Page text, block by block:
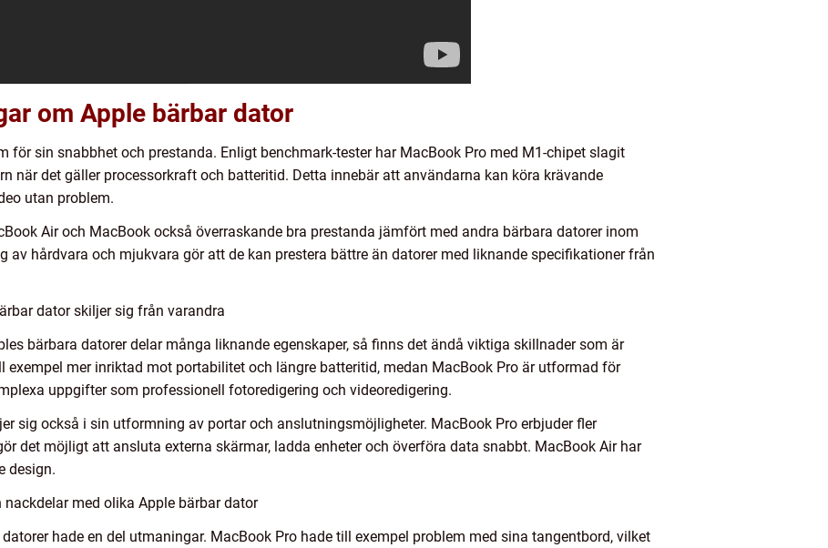
om Apple bärbar dator
för sin snabbhet och prestanda. Enligt benchmark-tester har MacBook Pro med M1-chipet slagit
när det gäller processorkraft och batteritid. Detta innebär att användarna kan köra krävande
utan problem.
Air och MacBook också överraskande bra prestanda jämfört med andra bärbara datorer inom
av hårdvara och mjukvara gör att de kan prestera bättre än datorer med liknande specifikationer från
dator skiljer sig från varandra
bärbara datorer delar många liknande egenskaper, så finns det ändå viktiga skillnader som är
exempel mer inriktad mot portabilitet och längre batteritid, medan MacBook Pro är utformad för
uppgifter som professionell fotoredigering och videoredigering.
sig också i sin utformning av portar och anslutningsmöjligheter. MacBook Pro erbjuder fler
det möjligt att ansluta externa skärmar, ladda enheter och överföra data snabbt. MacBook Air har
design.
med olika Apple bärbar dator
hade en del utmaningar. MacBook Pro hade till exempel problem med sina tangentbord, vilket